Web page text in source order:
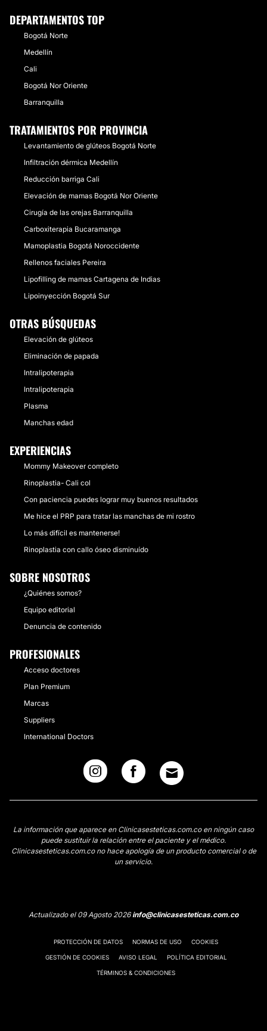
DEPARTAMENTOS TOP
Bogotá Norte
Medellín
Cali
Bogotá Nor Oriente
Barranquilla
TRATAMIENTOS POR PROVINCIA
Levantamiento de glúteos Bogotá Norte
Infiltración dérmica Medellín
Reducción barriga Cali
Elevación de mamas Bogotá Nor Oriente
Cirugía de las orejas Barranquilla
Carboxiterapia Bucaramanga
Mamoplastia Bogotá Noroccidente
Rellenos faciales Pereira
Lipofilling de mamas Cartagena de Indias
Lipoinyección Bogotá Sur
OTRAS BÚSQUEDAS
Elevación de glúteos
Eliminación de papada
Intralipoterapia
Intralipoterapia
Plasma
Manchas edad
EXPERIENCIAS
Mommy Makeover completo
Rinoplastia- Cali col
Con paciencia puedes lograr muy buenos resultados
Me hice el PRP para tratar las manchas de mi rostro
Lo más difícil es mantenerse!
Rinoplastia con callo óseo disminuído
SOBRE NOSOTROS
¿Quiénes somos?
Equipo editorial
Denuncia de contenido
PROFESIONALES
Acceso doctores
Plan Premium
Marcas
Suppliers
International Doctors
La información que aparece en Clinicasesteticas.com.co en ningún caso
puede sustituir la relación entre el paciente y el médico.
Clinicasesteticas.com.co no hace apología de un producto comercial o de
un servicio.
Actualizado el 09 Agosto 2026info@clinicasesteticas.com.co
PROTECCIÓN DE DATOS NORMAS DE USO COOKIES
GESTIÓN DE COOKIES AVISO LEGAL POLÍTICA EDITORIAL
TÉRMINOS & CONDICIONES